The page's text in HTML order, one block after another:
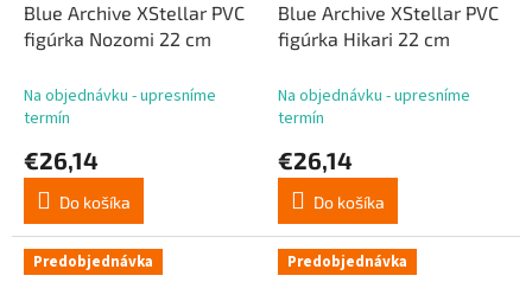
Blue Archive XStellar PVC
figúrka Nozomi 22 cm
Na objednávku - upresníme
termín
€26,14
Do košíka
Blue Archive XStellar PVC
figúrka Hikari 22 cm
Na objednávku - upresníme
termín
€26,14
Do košíka
Predobjednávka Predobjednávka